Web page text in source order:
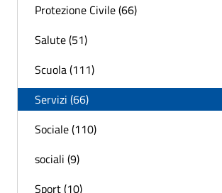
Protezione Civile (66)
Salute (51)
Scuola (111)
Servizi (66)
Sociale (110)
sociali (9)
Sport (10)